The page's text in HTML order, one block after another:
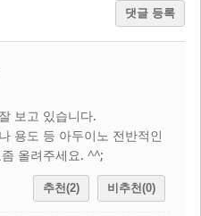
댓글 등록
보고 있습니다.
용도 등 아두이노 전반적인
올려주세요. ^^;
추천(2) 비추천(0)